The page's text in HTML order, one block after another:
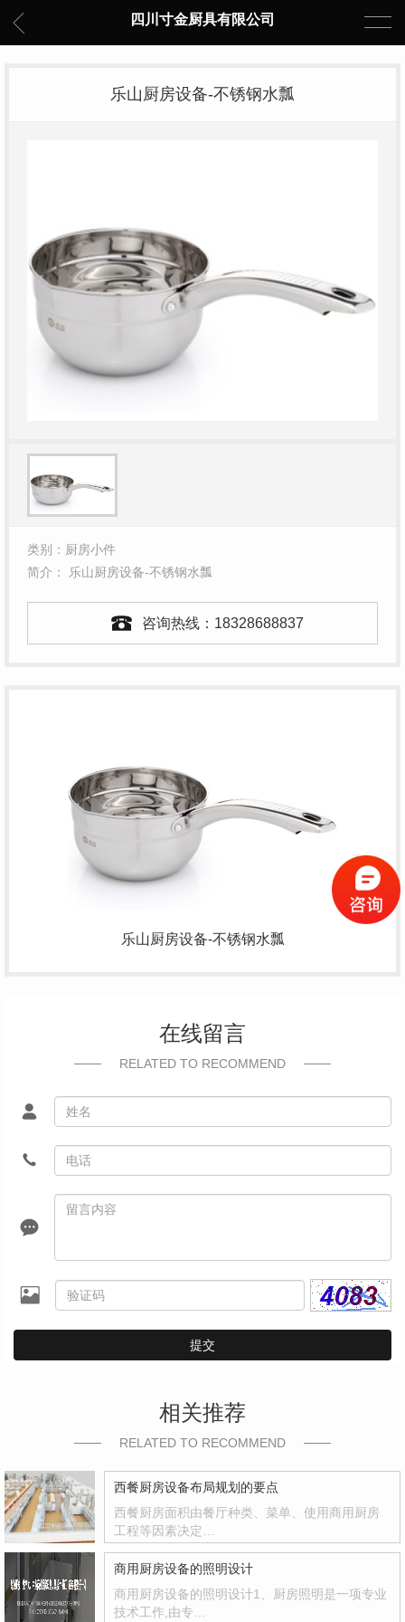
四川寸金厨具有限公司
乐山厨房设备-不锈钢水瓢
类别：厨房小件
简介： 乐山厨房设备-不锈钢水瓢
咨询热线： 18328688837
乐山厨房设备-不锈钢水瓢
在线留言
RELATED TO RECOMMEND
提交
相关推荐
RELATED TO RECOMMEND
西餐厨房设备布局规划的要点
西餐厨房面积由餐厅种类、菜单、使用商用厨房
工程等因素决定…
商用厨房设备的照明设计
商用厨房设备的照明设计1、厨房照明是一项专业
技术工作,由专…